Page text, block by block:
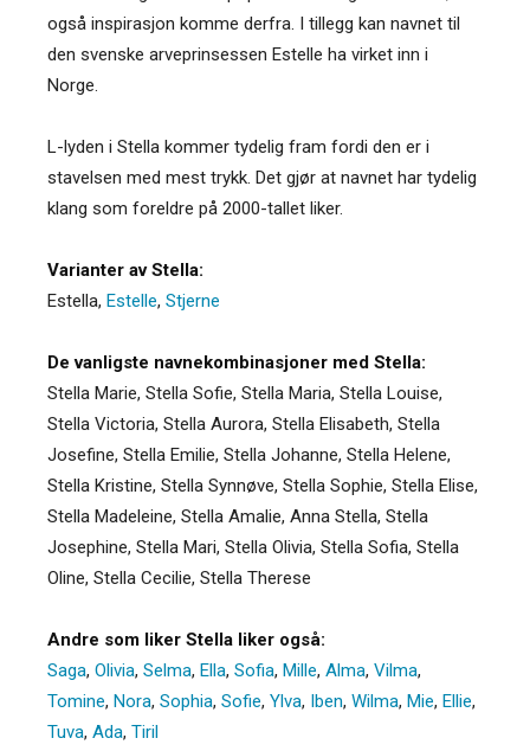
også inspirasjon komme derfra. I tillegg kan navnet til
den svenske arveprinsessen Estelle ha virket inn i
Norge.
L-lyden i Stella kommer tydelig fram fordi den er i
stavelsen med mest trykk. Det gjør at navnet har tydelig
klang som foreldre på 2000-tallet liker.
Varianter av Stella:
Estella, Estelle, Stjerne
De vanligste navnekombinasjoner med Stella:
Stella Marie, Stella Sofie, Stella Maria, Stella Louise,
Stella Victoria, Stella Aurora, Stella Elisabeth, Stella
Josefine, Stella Emilie, Stella Johanne, Stella Helene,
Stella Kristine, Stella Synnøve, Stella Sophie, Stella Elise,
Stella Madeleine, Stella Amalie, Anna Stella, Stella
Josephine, Stella Mari, Stella Olivia, Stella Sofia, Stella
Oline, Stella Cecilie, Stella Therese
Andre som liker Stella liker også:
Saga, Olivia, Selma, Ella, Sofia, Mille, Alma, Vilma,
Tomine, Nora, Sophia, Sofie, Ylva, Iben, Wilma, Mie, Ellie,
Tuva, Ada, Tiril